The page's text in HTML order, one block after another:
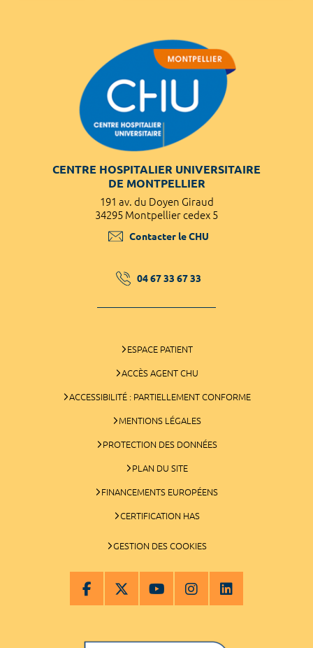
CENTRE HOSPITALIER UNIVERSITAIRE
DE MONTPELLIER
191 av. du Doyen Giraud
34295 Montpellier cedex 5
Contacter le CHU
04 67 33 67 33
ESPACE PATIENT
ACCÈS AGENT CHU
ACCESSIBILITÉ : PARTIELLEMENT CONFORME
MENTIONS LÉGALES
PROTECTION DES DONNÉES
PLAN DU SITE
FINANCEMENTS EUROPÉENS
CERTIFICATION HAS
GESTION DES COOKIES